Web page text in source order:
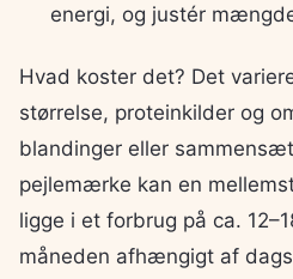
energi, og justér
Hvad koster det? Det
størrelse, proteinkilder og
blandinger eller
pejlemærke kan en
ligge i et forbrug på ca.
måneden afhængigt af